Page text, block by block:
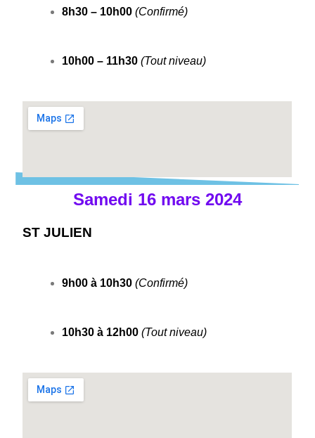
8h30 – 10h00(Confirmé)
10h00 – 11h30(Tout niveau)
Samedi 16 mars 2024
ST JULIEN
9h00 à 10h30 (Confirmé)
10h30 à 12h00 (Tout niveau)